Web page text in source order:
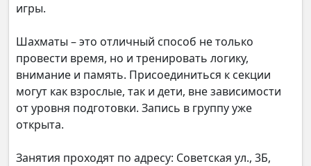
игры.
Шахматы – это отличный способ не только
провести время, но и тренировать логику,
внимание и память. Присоединиться к секции
могут как взрослые, так и дети, вне зависимости
от уровня подготовки. Запись в группу уже
открыта.
Занятия проходят по адресу: Советская ул., 3Б,